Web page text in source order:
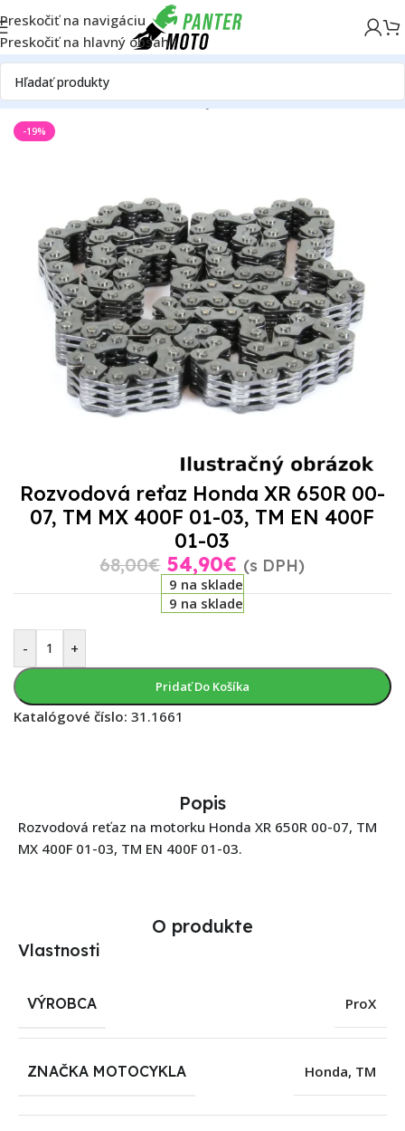
Preskočiť na navigáciu
Preskočiť na hlavný obsah
DomovON ROADMotorRozvodyRozvodové reťaze
-19%
Rozvodová reťaz Honda XR 650R 00-
07, TM MX 400F 01-03, TM EN 400F
01-03
68,00€ 54,90€ (s DPH)
9 na sklade
9 na sklade
- +
Pridať Do Košíka
Katalógové číslo: 31.1661
Popis
Rozvodová reťaz na motorku Honda XR 650R 00-07, TM
MX 400F 01-03, TM EN 400F 01-03.
O produkte
Vlastnosti
VÝROBCA ProX
ZNAČKA MOTOCYKLA Honda, TM